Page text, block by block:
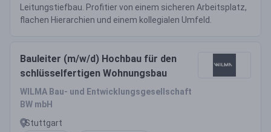
Leitungstiefbau. Profitier von einem sicheren Arbeitsplatz,
flachen Hierarchien und einem kollegialen Umfeld.
Bauleiter (m/w/d) Hochbau für den
schlüsselfertigen Wohnungsbau
WILMA Bau- und Entwicklungsgesellschaft
BW mbH
Stuttgart